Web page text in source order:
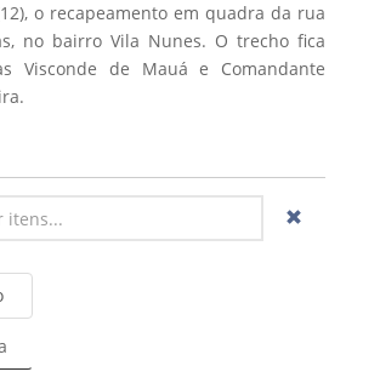
o recapeamento em quadra da rua
no bairro Vila Nunes. O trecho fica
Visconde de Mauá e Comandante